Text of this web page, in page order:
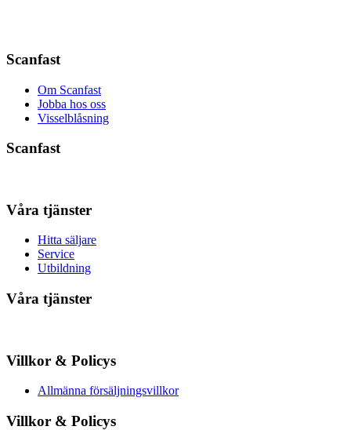
Scanfast
Om Scanfast
Jobba hos oss
Visselblåsning
Scanfast
Våra tjänster
Hitta säljare
Service
Utbildning
Våra tjänster
Villkor & Policys
Allmänna försäljningsvillkor
Villkor & Policys